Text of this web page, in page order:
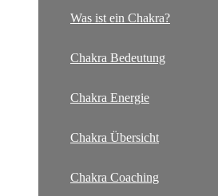
Was ist ein Chakra?
Chakra Bedeutung
Chakra Energie
Chakra Übersicht
Chakra Coaching